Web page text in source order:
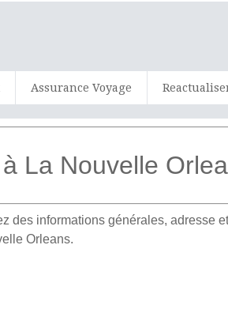
Assurance Voyage
La Nouvelle
des informations générales, adresse
Orleans.